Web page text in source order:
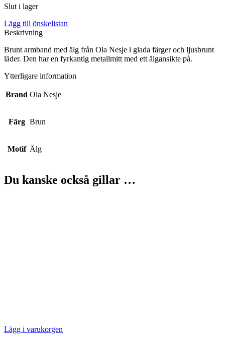
Slut i lager
Lägg till önskelistan
Beskrivning
Brunt armband med älg från Ola Nesje i glada färger och ljusbrunt
läder. Den har en fyrkantig metallmitt med ett älgansikte på.
Ytterligare information
Brand Ola Nesje
Färg Brun
Motif Älg
Du kanske också gillar …
Lägg i varukorgen